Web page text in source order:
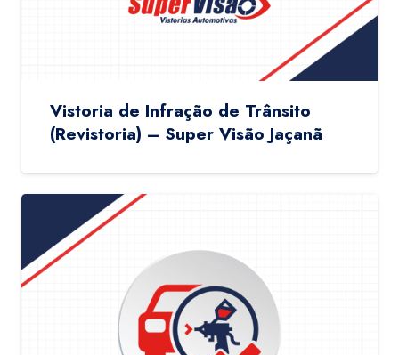
Vistoria de Infração de Trânsito
(Revistoria) – Super Visão Jaçanã